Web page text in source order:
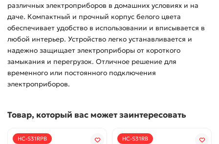
различных электроприборов в домашних условиях и на
даче. Компактный и прочный корпус белого цвета
обеспечивает удобство в использовании и вписывается в
любой интерьер. Устройство легко устанавливается и
надежно защищает электроприборы от короткого
замыкания и перегрузок. Отличное решение для
временного или постоянного подключения
электроприборов.
Товар, который вас может заинтересовать
HC-S31RPB HC-S31RB